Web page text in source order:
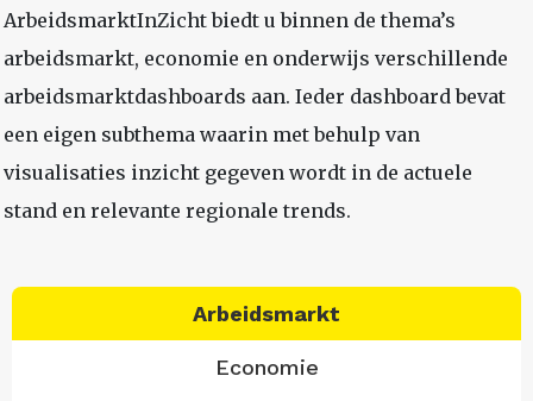
ArbeidsmarktInZicht biedt u binnen de thema’s
arbeidsmarkt, economie en onderwijs verschillende
arbeidsmarktdashboards aan. Ieder dashboard bevat
een eigen subthema waarin met behulp van
visualisaties inzicht gegeven wordt in de actuele
stand en relevante regionale trends.
Arbeidsmarkt
Economie